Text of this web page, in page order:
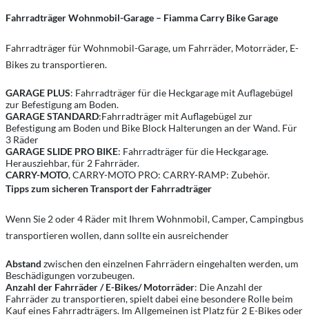
Fahrradträger Wohnmobil-Garage – Fiamma Carry Bike Garage
Fahrradträger für Wohnmobil-Garage, um Fahrräder, Motorräder, E-
Bikes zu transportieren.
GARAGE PLUS: Fahrradträger für die Heckgarage mit Auflagebügel
zur Befestigung am Boden.
GARAGE STANDARD:Fahrradträger mit Auflagebügel zur
Befestigung am Boden und Bike Block Halterungen an der Wand. Für
3 Räder
GARAGE SLIDE PRO BIKE: Fahrradträger für die Heckgarage.
Herausziehbar, für 2 Fahrräder.
CARRY-MOTO, CARRY-MOTO PRO: CARRY-RAMP: Zubehör.
Tipps zum sicheren Transport der Fahrradträger
Wenn Sie 2 oder 4 Räder mit Ihrem Wohnmobil, Camper, Campingbus
transportieren wollen, dann sollte ein ausreichender
Abstand zwischen den einzelnen Fahrrädern eingehalten werden, um
Beschädigungen vorzubeugen.
Anzahl der Fahrräder / E-Bikes/ Motorräder: Die Anzahl der
Fahrräder zu transportieren, spielt dabei eine besondere Rolle beim
Kauf eines Fahrradträgers. Im Allgemeinen ist Platz für 2 E-Bikes oder